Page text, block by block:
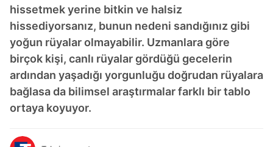
hissetmek yerine bitkin ve halsiz
hissediyorsanız, bunun nedeni sandığınız gibi
yoğun rüyalar olmayabilir. Uzmanlara göre
birçok kişi, canlı rüyalar gördüğü gecelerin
ardından yaşadığı yorgunluğu doğrudan rüyalara
bağlasa da bilimsel araştırmalar farklı bir tablo
ortaya koyuyor.